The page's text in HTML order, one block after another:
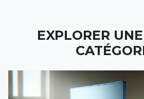
EXPLORER